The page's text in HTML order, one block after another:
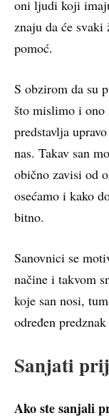
oni ljudi koji
znaju da će
pomoć.
S obzirom da su
što mislimo i ono
predstavlja
nas. Takav san
obično zavisi od
osećamo i kako
bitno.
Sanovnici se
načine i takvom
koje san nosi,
određen
Sanjati
Ako ste sanjali